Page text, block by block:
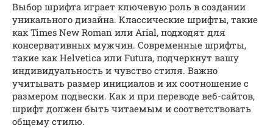
Выбор шрифта играет ключевую роль в создании
уникального дизайна. Классические шрифты, такие
как Times New Roman или Arial, подходят для
консервативных мужчин. Современные шрифты,
такие как Helvetica или Futura, подчеркнут вашу
индивидуальность и чувство стиля. Важно
учитывать размер инициалов и их соотношение с
размером подвески. Как и при переводе веб-сайтов,
шрифт должен быть читаемым и соответствовать
общему стилю.